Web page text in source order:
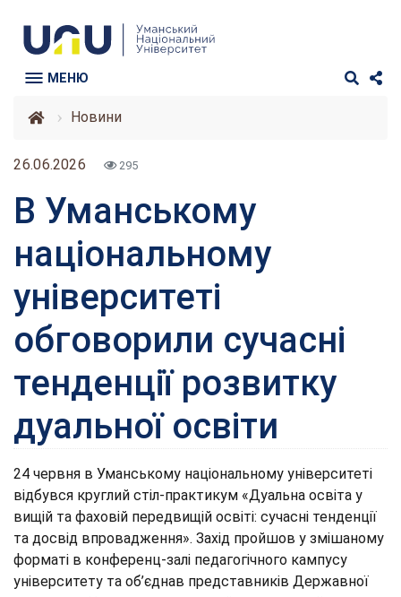
МЕНЮ
Новини
26.06.2026 295
В Уманському
національному
університеті
обговорили сучасні
тенденції розвитку
дуальної освіти
24 червня в Уманському національному університеті
відбувся круглий стіл-практикум «Дуальна освіта у
вищій та фаховій передвищій освіті: сучасні тенденції
та досвід впровадження». Захід пройшов у змішаному
форматі в конференц-залі педагогічного кампусу
університету та об’єднав представників Державної